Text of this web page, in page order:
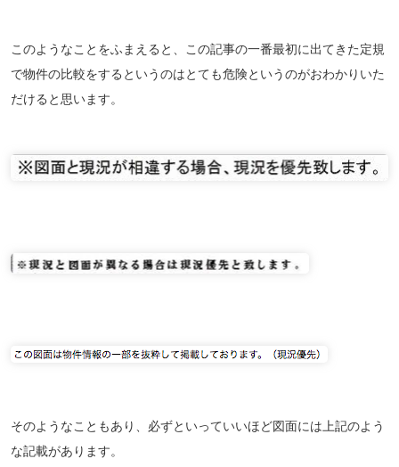
このようなことをふまえると、この記事の一番最初に出てきた定規
で物件の比較をするというのはとても危険というのがおわかりいた
だけると思います。
そのようなこともあり、必ずといっていいほど図面には上記のよう
な記載があります。